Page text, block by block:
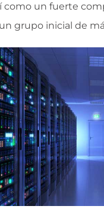
como un fuerte
grupo inicial de